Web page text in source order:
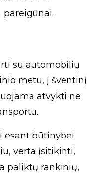
pareigūnai.
su automobilių
metu, į šventinį
atvykti ne
esant būtinybei
verta įsitikinti,
paliktų rankinių,